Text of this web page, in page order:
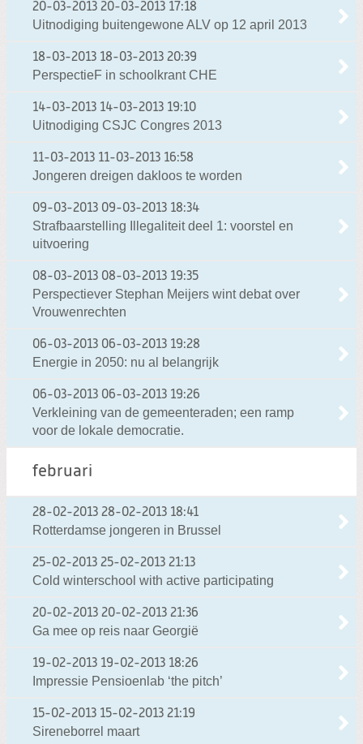
20-03-2013 20-03-2013 17:18
Uitnodiging buitengewone ALV op 12 april 2013
18-03-2013 18-03-2013 20:39
PerspectieF in schoolkrant CHE
14-03-2013 14-03-2013 19:10
Uitnodiging CSJC Congres 2013
11-03-2013 11-03-2013 16:58
Jongeren dreigen dakloos te worden
09-03-2013 09-03-2013 18:34
Strafbaarstelling Illegaliteit deel 1: voorstel en
uitvoering
08-03-2013 08-03-2013 19:35
Perspectiever Stephan Meijers wint debat over
Vrouwenrechten
06-03-2013 06-03-2013 19:28
Energie in 2050: nu al belangrijk
06-03-2013 06-03-2013 19:26
Verkleining van de gemeenteraden; een ramp
voor de lokale democratie.
februari
28-02-2013 28-02-2013 18:41
Rotterdamse jongeren in Brussel
25-02-2013 25-02-2013 21:13
Cold winterschool with active participating
20-02-2013 20-02-2013 21:36
Ga mee op reis naar Georgië
19-02-2013 19-02-2013 18:26
Impressie Pensioenlab ‘the pitch’
15-02-2013 15-02-2013 21:19
Sireneborrel maart